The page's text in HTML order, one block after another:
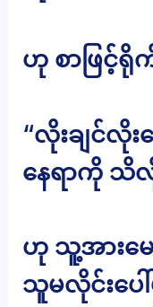
ဟု စာဖြင့်ရို
“လိုးချင်လို
နေရာကို သိ
ဟု သူ့အားမ
သူမလိုင်းပေ